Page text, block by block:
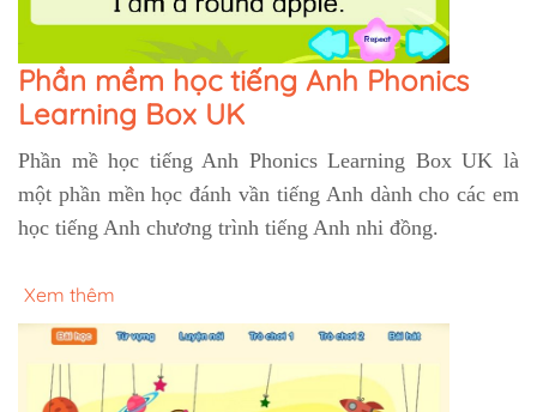
Phần mềm học tiếng Anh Phonics
Learning Box UK
Phần mề học tiếng Anh Phonics Learning Box UK là
một phần mền học đánh vần tiếng Anh dành cho các em
học tiếng Anh chương trình tiếng Anh nhi đồng.
Xem thêm